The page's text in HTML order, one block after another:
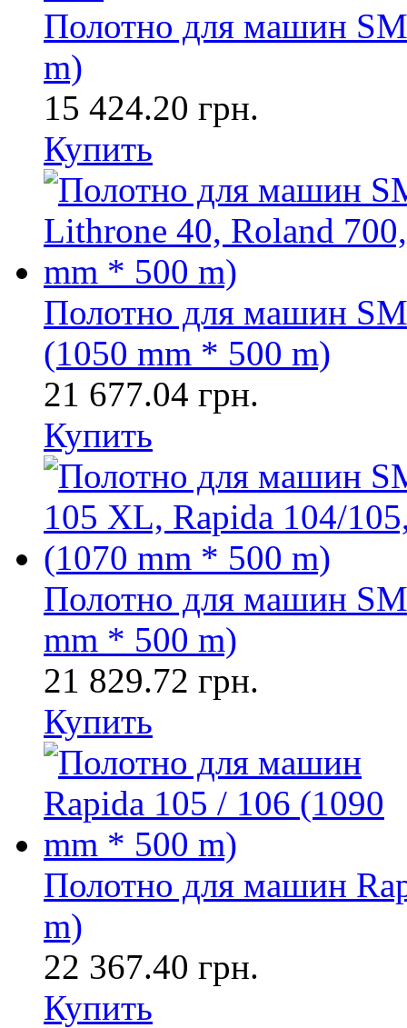
Полотно для машин
m)
15 424.20 грн.
Купить
Полотно для машин
(1050 mm * 500 m)
21 677.04 грн.
Купить
Полотно для машин
mm * 500 m)
21 829.72 грн.
Купить
Полотно для машин
m)
22 367.40 грн.
Купить